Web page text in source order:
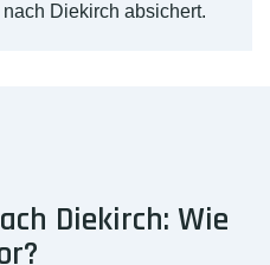
Diekirch absichert.
Diekirch: Wie